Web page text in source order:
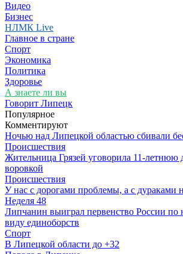
Видео
Бизнес
НЛМК Live
Главное в стране
Спорт
Экономика
Политика
Здоровье
А знаете ли вы
Говорит Липецк
Популярное
Комментируют
Ночью над Липецкой областью сбивали
Происшествия
Жительница Грязей уговорила 11-летнюю
воровкой
Происшествия
У нас с дорогами проблемы, а с дураками
Неделя 48
Липчанин выиграл первенство России по
виду единоборств
Спорт
В Липецкой области до +32